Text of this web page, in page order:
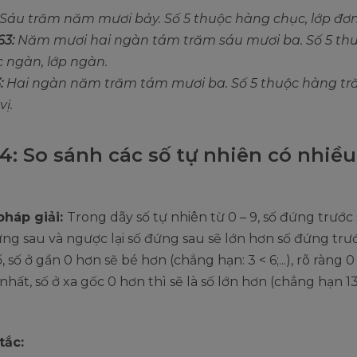
Sáu trăm năm mươi bảy. Số 5 thuộc hàng chục, lớp
Năm mươi hai ngàn tám trăm sáu mươi ba. Số 5
ngàn, lớp ngàn.
Hai ngàn năm trăm tám mươi ba. Số 5 thuộc hàng
So sánh các số tự nhiên có
giải: Trong dãy số tự nhiên từ 0 – 9, số đứng trước
sau và ngược lại số đứng sau sẽ lớn hơn số đứng
số ở gần 0 hơn sẽ bé hơn (chẳng hạn: 3 < 6;...), rõ ràng
số ở xa gốc 0 hơn thì sẽ là số lớn hơn (chẳng hạn 13